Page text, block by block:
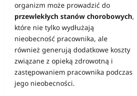
organizm może prowadzić do
przewlekłych stanów chorobowych,
które nie tylko wydłużają
nieobecność pracownika, ale
również generują dodatkowe koszty
związane z opieką zdrowotną i
zastępowaniem pracownika podczas
jego nieobecności.